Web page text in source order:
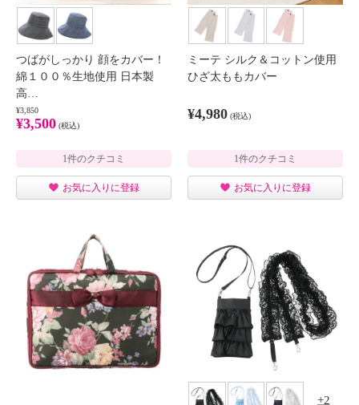
つばがしっかり 顔をカバー！
綿１００％生地使用 日本製
高…
¥3,850
¥3,500 (税込)
1件のクチコミ
お気に入りに登録
ミーテ シルク＆コットン使用
ひざ太ももカバー
¥4,980 (税込)
1件のクチコミ
お気に入りに登録
2